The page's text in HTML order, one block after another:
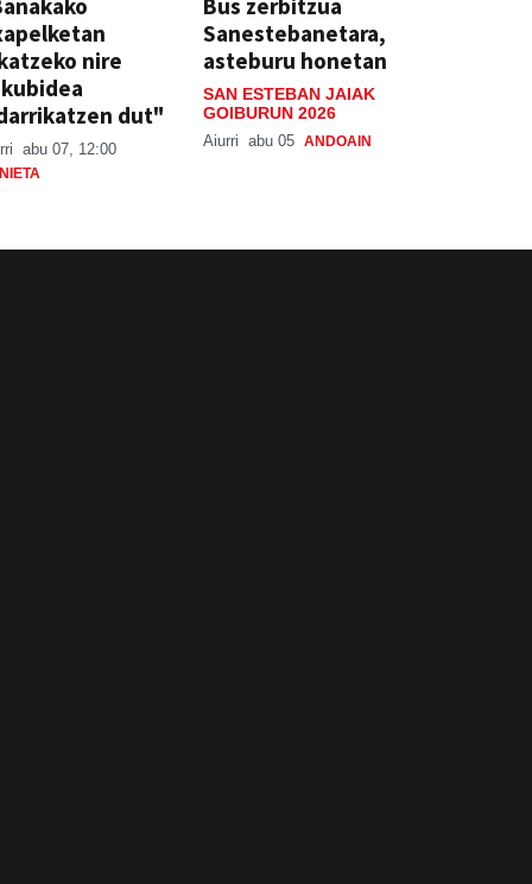
nire
dut"
abu 07, 12:00
Sanestebanetara,
asteburu honetan
SAN ESTEBAN JAIAK
GOIBURUN 2026
Aiurri abu 05 ANDOAIN